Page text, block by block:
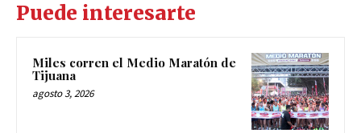
Puede interesarte
Miles corren el Medio Maratón de
Tijuana
agosto 3, 2026